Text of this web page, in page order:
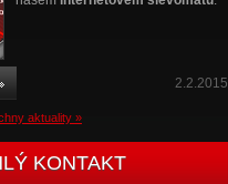
2.2.2015
aktuality »
KONTAKT